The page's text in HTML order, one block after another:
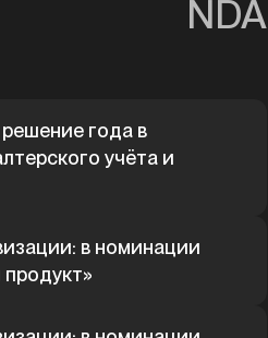
NDA
года в
учёта и
в номинации